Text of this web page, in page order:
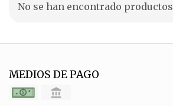
No se han encontrado productos
MEDIOS DE PAGO